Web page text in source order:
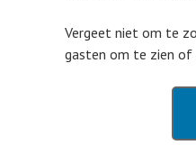
Vergeet niet om te
gasten om te zien